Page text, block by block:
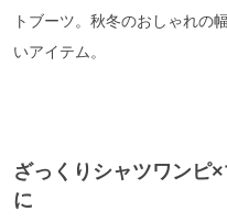
トブーツ。秋冬のおしゃれの
いアイテム。
ざっくりシャツワンピ
に